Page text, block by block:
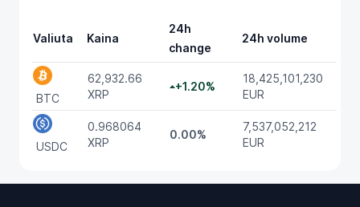
Valiuta Kaina
24h
change
24h volume
BTC
62,932.66
XRP
+1.20%
18,425,101,230
EUR
USDC
0.968064
XRP
0.00%
7,537,052,212
EUR